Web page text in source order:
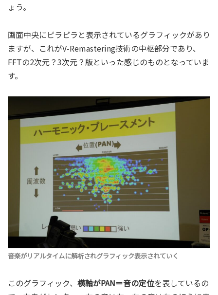
ょう。
画面中央にピラピラと表示されているグラフィックがあり
ますが、これがV-Remastering技術の中枢部分であり、
FFTの2次元？3次元？版といった感じのものとなっていま
す。
音楽がリアルタイムに解析されグラフィック表示されていく
このグラフィック、 横軸がPAN＝音の定位を表しているの